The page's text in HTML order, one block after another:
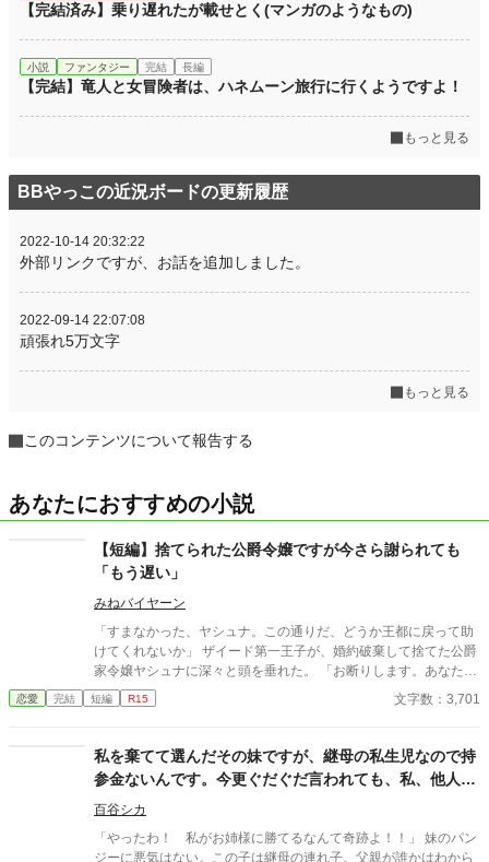
【完結済み】乗り遅れたが載せとく(マンガのようなもの)
小説 ファンタジー 完結 長編
【完結】竜人と女冒険者は、ハネムーン旅行に行くようですよ！
もっと見る
BBやっこの近況ボードの更新履歴
2022-10-14 20:32:22
外部リンクですが、お話を追加しました。
2022-09-14 22:07:08
頑張れ5万文字
もっと見る
このコンテンツについて報告する
あなたにおすすめの小説
【短編】捨てられた公爵令嬢ですが今さら謝られても
「もう遅い」
みねバイヤーン
「すまなかった、ヤシュナ。この通りだ、どうか王都に戻って助
けてくれないか」 ザイード第一王子が、婚約破棄して捨てた公爵
家令嬢ヤシュナに深々と頭を垂れた。 「お断りします。あなた方
が私に対して行った数々の仕打ち、決して許すことはありませ
ん。今さら謝ったところで、もう遅い。ばーーーーーか」 王家と
ところが聖女ベルが現れたときから、朝の清めはヤシュナと弟の
カルルクのみが行なっている。務めを果たさず、自分を使い潰す
気の王家にヤシュナは切れた。王家に対するざまぁの準備は着々
と進んでいる。
恋愛 完結 短編 R15 文字数：3,701
私を棄てて選んだその妹ですが、継母の私生児なので持
参金ないんです。今更ぐだぐだ言われても、私、他人な
ので。
百谷シカ
「やったわ！ 私がお姉様に勝てるなんて奇跡よ！！」 妹のパン
ジーに悪気はない。この子は継母の連れ子。父親が誰かはわから